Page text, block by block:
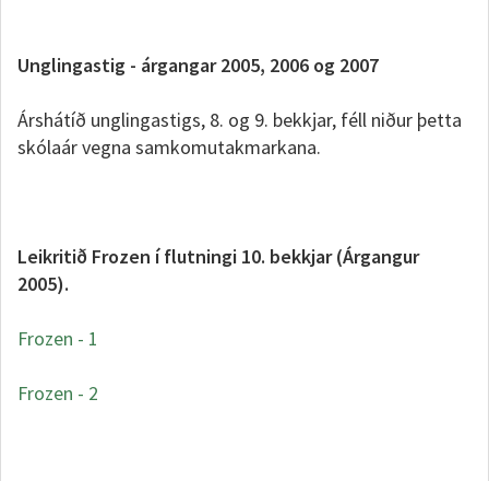
Unglingastig - árgangar 2005, 2006 og 2007
Árshátíð unglingastigs, 8. og 9. bekkjar, féll niður þetta
skólaár vegna samkomutakmarkana.
Leikritið Frozen í flutningi 10. bekkjar (Árgangur
2005).
Frozen - 1
Frozen - 2